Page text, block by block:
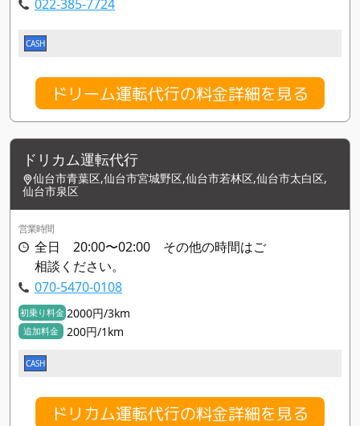
022-385-7724
CASH
ドリーム運転代行の料金詳細を見る
ドリカム運転代行
仙台市青葉区,仙台市宮城野区,仙台市若林区,仙台市太白区,
仙台市泉区
営業時間
全日 20:00〜02:00 その他の時間はご
相談ください。
070-5470-0108
初乗り料金 2000円/3km
追加料金 200円/1km
CASH
ドリカム運転代行の料金詳細を見る